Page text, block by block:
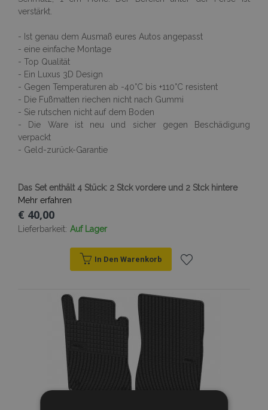
verstärkt.
- Ist genau dem Ausmaß eures Autos angepasst
- eine einfache Montage
- Top Qualität
- Ein Luxus 3D Design
- Gegen Temperaturen ab -40°C bis +110°C resistent
- Die Fußmatten riechen nicht nach Gummi
- Sie rutschen nicht auf dem Boden
- Die Ware ist neu und sicher gegen Beschädigung
verpackt
- Geld-zurück-Garantie
Das Set enthält 4 Stück: 2 Stck vordere und 2 Stck hintere
Mehr erfahren
€ 40,00
Lieferbarkeit: Auf Lager
In Den Warenkorb
Wunschliste